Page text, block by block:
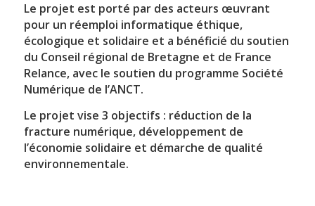
Le projet est porté par des acteurs œuvrant
pour un réemploi informatique éthique,
écologique et solidaire et a bénéficié du soutien
du Conseil régional de Bretagne et de France
Relance, avec le soutien du programme Société
Numérique de l’ANCT.
Le projet vise 3 objectifs : réduction de la
fracture numérique, développement de
l’économie solidaire et démarche de qualité
environnementale.